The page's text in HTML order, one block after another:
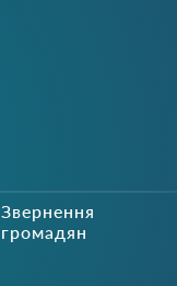
Звернення
громадян